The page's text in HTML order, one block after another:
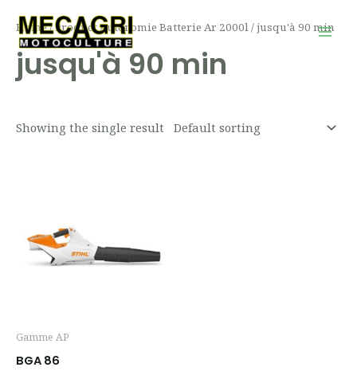
contenu
Home/ Product Autonomie Batterie Ar 2000l / jusqu'à 90 min
jusqu'à 90 min
Showing the single result
Gamme AP
BGA 86